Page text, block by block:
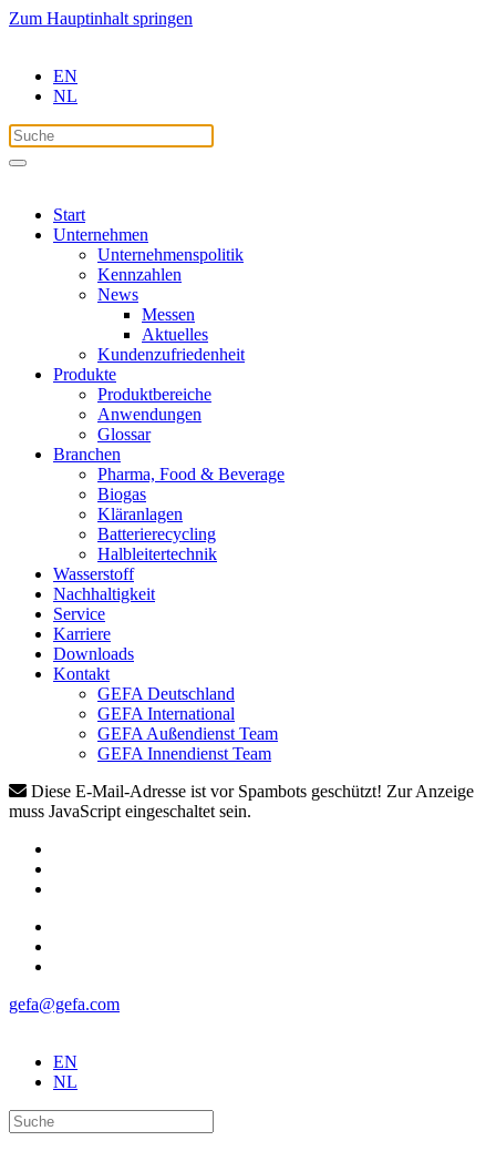
Zum Hauptinhalt springen
EN
NL
Start
Unternehmen
Unternehmenspolitik
Kennzahlen
News
Messen
Aktuelles
Kundenzufriedenheit
Produkte
Produktbereiche
Anwendungen
Glossar
Branchen
Pharma, Food & Beverage
Biogas
Kläranlagen
Batterierecycling
Halbleitertechnik
Wasserstoff
Nachhaltigkeit
Service
Karriere
Downloads
Kontakt
GEFA Deutschland
GEFA International
GEFA Außendienst Team
GEFA Innendienst Team
Diese E-Mail-Adresse ist vor Spambots geschützt! Zur Anzeige
muss JavaScript eingeschaltet sein.
gefa@gefa.com
EN
NL